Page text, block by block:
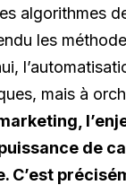
algorithmes
les
mais à
de
C’est